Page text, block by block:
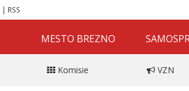
| RSS
MESTO BREZNO
Komisie VZN